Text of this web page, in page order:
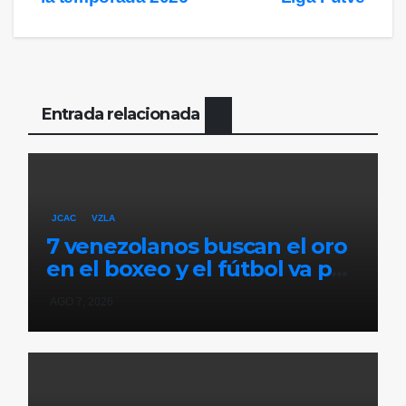
Entrada relacionada
JCAC VZLA
7 venezolanos buscan el oro
en el boxeo y el fútbol va por